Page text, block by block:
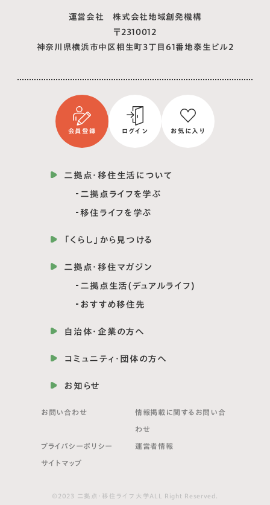
運営会社 株式会社地域創発機構
〒2310012
神奈川県横浜市中区相生町3丁目61番地泰生ビル2
会員登録 ログイン お気に入り
二拠点・移住生活について
二拠点ライフを学ぶ
移住ライフを学ぶ
「くらし」から見つける
二拠点・移住マガジン
二拠点生活(デュアルライフ)
おすすめ移住先
自治体・企業の方へ
コミュニティ・団体の方へ
お知らせ
お問い合わせ 情報掲載に関する お問い合
わせ
プライバシーポリシー 運営者情報
サイトマップ
©2023 二拠点・移住ライフ大学ALL Right Reserved.